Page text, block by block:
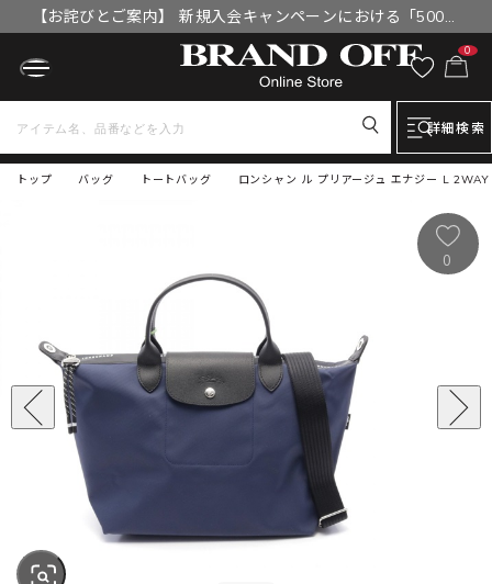
【お詫びとご案内】 新規入会キャンペーンにおける「500円
OFFクーポン」付与漏れと補填について
0
詳細検索
トップ ロンシャン ル プリアージュ エナジー L
バッグ トートバッグ
0